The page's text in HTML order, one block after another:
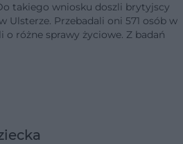
takiego wniosku doszli brytyjscy
Ulsterze. Przebadali oni 571 osób w
o różne sprawy życiowe. Z badań